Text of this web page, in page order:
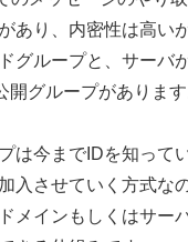
あり、内密性は高い
グループと、サーバ
グループがあります
は今までIDを知って
入させていく方式な
メインもしくはサー